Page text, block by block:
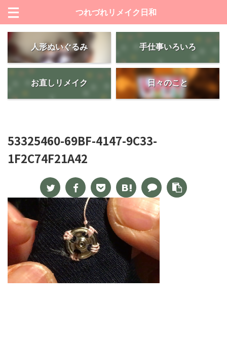
つれづれリメイク日和
人形ぬいぐるみ 手仕事いろいろ
お直しリメイク 日々のこと
53325460-69BF-4147-9C33-
1F2C74F21A42